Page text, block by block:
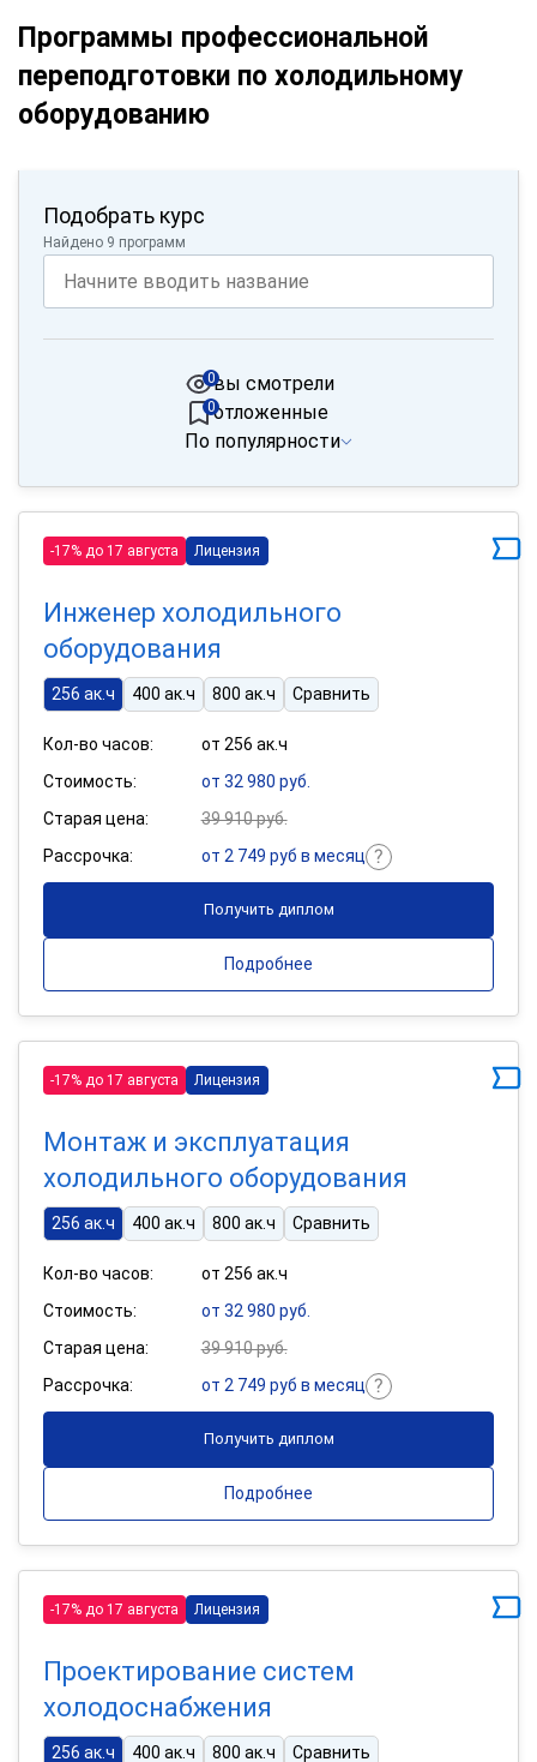
Программы профессиональной
переподготовки по холодильному
оборудованию
Подобрать курс
Найдено 9 программ
вы смотрели
0
отложенные
0
По популярности
-17% до 17 августа Лицензия
Инженер холодильного
оборудования
256 ак.ч 400 ак.ч 800 ак.ч Сравнить
Кол-во часов:
от 256 ак.ч
Стоимость:
от 32 980 руб.
Старая цена:
39 910 руб.
Рассрочка:
от 2 749 руб в месяц
Получить диплом
Подробнее
-17% до 17 августа Лицензия
Монтаж и эксплуатация
холодильного оборудования
256 ак.ч 400 ак.ч 800 ак.ч Сравнить
Кол-во часов:
от 256 ак.ч
Стоимость:
от 32 980 руб.
Старая цена:
39 910 руб.
Рассрочка:
от 2 749 руб в месяц
Получить диплом
Подробнее
-17% до 17 августа Лицензия
Проектирование систем
холодоснабжения
256 ак.ч 400 ак.ч 800 ак.ч Сравнить